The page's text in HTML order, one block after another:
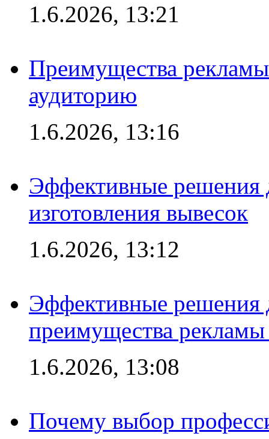
1.6.2026, 13:21
Преимущества
аудиторию
1.6.2026, 13:16
Эффективные решения
изготовления вывесок
1.6.2026, 13:12
Эффективные решения
преимущества рекламы
1.6.2026, 13:08
Почему выбор